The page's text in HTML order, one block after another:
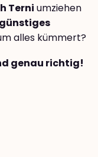
Terni umziehen
alles kümmert?
genau richtig!